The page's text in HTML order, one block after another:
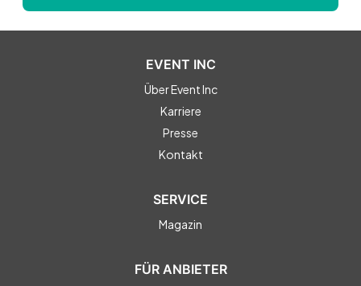
EVENT INC
Über Event Inc
Karriere
Presse
Kontakt
SERVICE
Magazin
FÜR ANBIETER